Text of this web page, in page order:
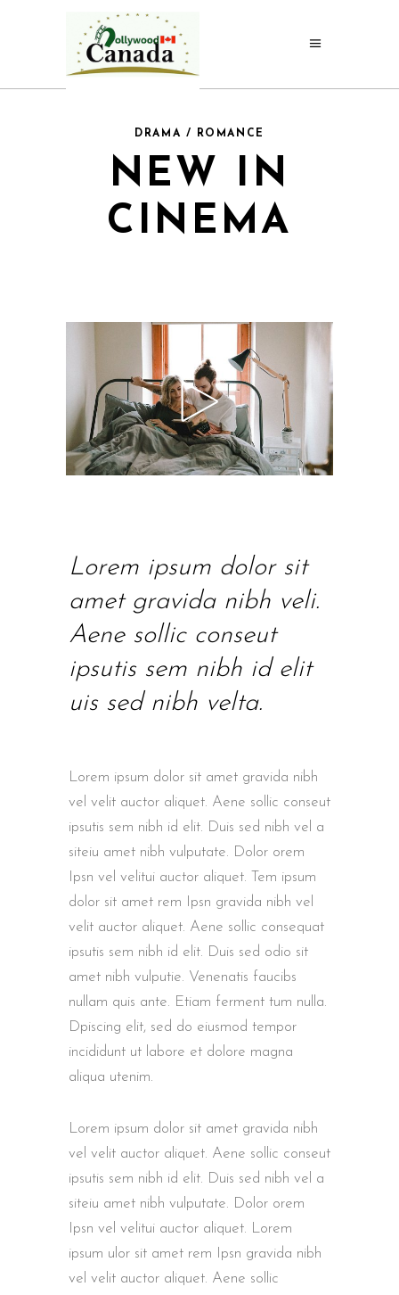
DRAMA / ROMANCE
NEW IN
CINEMA
Lorem ipsum dolor sit
amet gravida nibh veli.
Aene sollic conseut
ipsutis sem nibh id elit
uis sed nibh velta.
Lorem ipsum dolor sit amet gravida nibh
vel velit auctor aliquet. Aene sollic conseut
ipsutis sem nibh id elit. Duis sed nibh vel a
siteiu amet nibh vulputate. Dolor orem
Ipsn vel velitui auctor aliquet. Tem ipsum
dolor sit amet rem Ipsn gravida nibh vel
velit auctor aliquet. Aene sollic consequat
ipsutis sem nibh id elit. Duis sed odio sit
amet nibh vulputie. Venenatis faucibs
nullam quis ante. Etiam ferment tum nulla.
Dpiscing elit, sed do eiusmod tempor
incididunt ut labore et dolore magna
aliqua utenim.
Lorem ipsum dolor sit amet gravida nibh
vel velit auctor aliquet. Aene sollic conseut
ipsutis sem nibh id elit. Duis sed nibh vel a
siteiu amet nibh vulputate. Dolor orem
Ipsn vel velitui auctor aliquet. Lorem
ipsum ulor sit amet rem Ipsn gravida nibh
vel velit auctor aliquet. Aene sollic